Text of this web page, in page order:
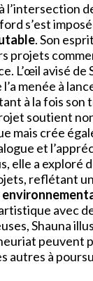
l’intersection
s’est
. Son
projets
L’œil avisé de
menée à
à la fois son
soutient
mais crée
et
elle a exploré
reflétant
avec
Shauna
peuvent
autres à